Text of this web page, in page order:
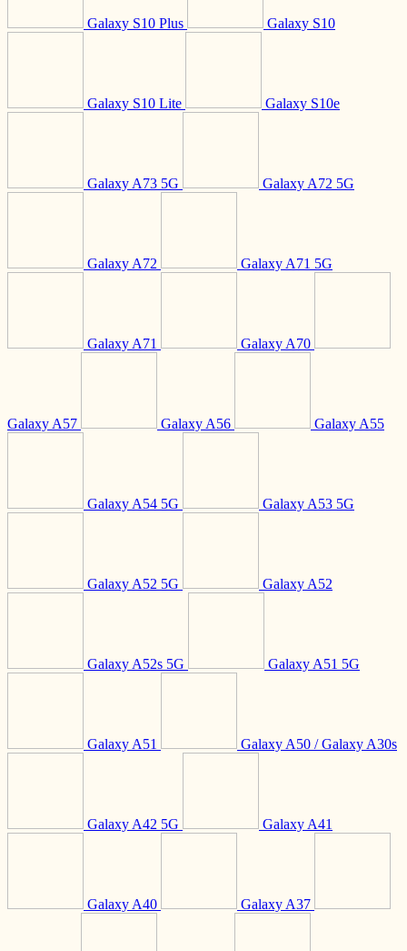
Galaxy S10 Plus Galaxy S10
Galaxy S10 Lite Galaxy S10e
Galaxy A73 5G Galaxy A72 5G
Galaxy A72 Galaxy A71 5G
Galaxy A71 Galaxy A70
Galaxy A57 Galaxy A56 Galaxy A55
Galaxy A54 5G Galaxy A53 5G
Galaxy A52 5G Galaxy A52
Galaxy A52s 5G Galaxy A51 5G
Galaxy A51 Galaxy A50 / Galaxy A30s
Galaxy A42 5G Galaxy A41
Galaxy A40 Galaxy A37